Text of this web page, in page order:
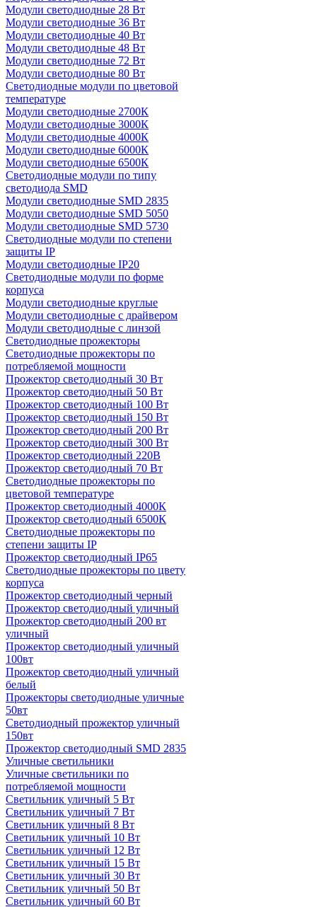
Модули светодиодные 28 Вт
Модули светодиодные 36 Вт
Модули светодиодные 40 Вт
Модули светодиодные 48 Вт
Модули светодиодные 72 Вт
Модули светодиодные 80 Вт
Светодиодные модули по цветовой
температуре
Модули светодиодные 2700К
Модули светодиодные 3000К
Модули светодиодные 4000К
Модули светодиодные 6000К
Модули светодиодные 6500К
Светодиодные модули по типу
светодиода SMD
Модули светодиодные SMD 2835
Модули светодиодные SMD 5050
Модули светодиодные SMD 5730
Светодиодные модули по степени
защиты IP
Модули светодиодные IP20
Светодиодные модули по форме
корпуса
Модули светодиодные круглые
Модули светодиодные с драйвером
Модули светодиодные с линзой
Светодиодные прожекторы
Светодиодные прожекторы по
потребляемой мощности
Прожектор светодиодный 30 Вт
Прожектор светодиодный 50 Вт
Прожектор светодиодный 100 Вт
Прожектор светодиодный 150 Вт
Прожектор светодиодный 200 Вт
Прожектор светодиодный 300 Вт
Прожектор светодиодный 220В
Прожектор светодиодный 70 Вт
Светодиодные прожекторы по
цветовой температуре
Прожектор светодиодный 4000К
Прожектор светодиодный 6500К
Светодиодные прожекторы по
степени защиты IP
Прожектор светодиодный IP65
Светодиодные прожекторы по цвету
корпуса
Прожектор светодиодный черный
Прожектор светодиодный уличный
Прожектор светодиодный 200 вт
уличный
Прожектор светодиодный уличный
100вт
Прожектор светодиодный уличный
белый
Прожекторы светодиодные уличные
50вт
Светодиодный прожектор уличный
150вт
Прожектор светодиодный SMD 2835
Уличные светильники
Уличные светильники по
потребляемой мощности
Светильник уличный 5 Вт
Светильник уличный 7 Вт
Светильник уличный 8 Вт
Светильник уличный 10 Вт
Светильник уличный 12 Вт
Светильник уличный 15 Вт
Светильник уличный 30 Вт
Светильник уличный 50 Вт
Светильник уличный 60 Вт